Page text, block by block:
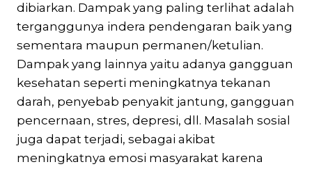
dibiarkan. Dampak yang paling terlihat adalah
terganggunya indera pendengaran baik yang
sementara maupun permanen/ketulian.
Dampak yang lainnya yaitu adanya gangguan
kesehatan seperti meningkatnya tekanan
darah, penyebab penyakit jantung, gangguan
pencernaan, stres, depresi, dll. Masalah sosial
juga dapat terjadi, sebagai akibat
meningkatnya emosi masyarakat karena